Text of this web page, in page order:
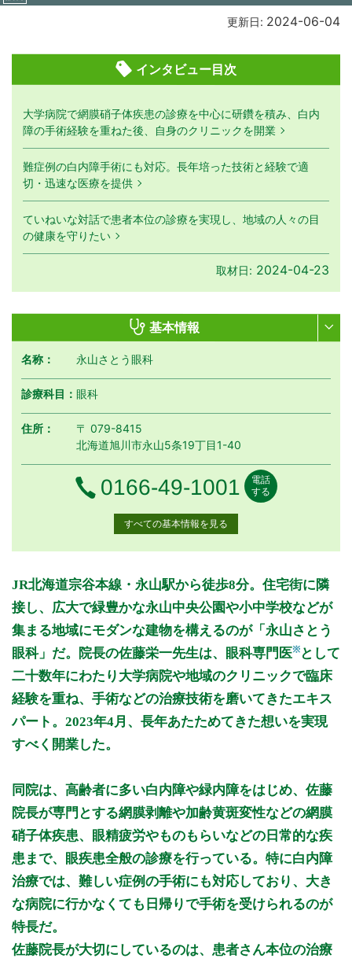
更新日: 2024-06-04
インタビュー目次
大学病院で網膜硝子体疾患の診療を中心に研鑽を積み、白内
障の手術経験を重ねた後、自身のクリニックを開業
難症例の白内障手術にも対応。長年培った技術と経験で適
切・迅速な医療を提供
ていねいな対話で患者本位の診療を実現し、地域の人々の目
の健康を守りたい
取材日: 2024-04-23
基本情報
名称： 永山さとう眼科
診療科目：眼科
住所：
〒 079-8415
北海道旭川市永山5条19丁目1-40
電話番号
0166-49-1001
電話
する
すべての基本情報を見る
診療時間 月 月曜日
火火曜日
水 水曜日
木木曜日
金 金曜日
土 土曜日
日日曜日
祝祝日
9:00～12:30
● ● ● ● ●
●
14:00～18:00
● ● ●
休診日: 日、祝
備考: ・受付は診療終了30分前までです
・初めてコンタクトを使用される方の受付は午前11:00まで、
午後は(月、木、金)16:30まで
・(火、水)午後は手術日
外来は旭川医科大学病院からの出張医が代診いたします。
※診療時間や臨時休診・診療内容等について、事前に必ず医療
機関ホームページ、またはお電話にてご確認ください。
>>病院なびで医療機関の詳細を見る
公式HPはこちら
初診受付
JR北海道宗谷本線・永山駅から徒歩8分。住宅街に隣
接し、広大で緑豊かな永山中央公園や小中学校などが
集まる地域にモダンな建物を構えるのが「永山さとう
眼科」だ。院長の佐藤栄一先生は、眼科専門医※ として
二十数年にわたり大学病院や地域のクリニックで臨床
経験を重ね、手術などの治療技術を磨いてきたエキス
パート。2023年4月、長年あたためてきた想いを実現
すべく開業した。
同院は、高齢者に多い白内障や緑内障をはじめ、佐藤
院長が専門とする網膜剥離や加齢黄斑変性などの網膜
硝子体疾患、眼精疲労やものもらいなどの日常的な疾
患まで、眼疾患全般の診療を行っている。特に白内障
治療では、難しい症例の手術にも対応しており、大き
な病院に行かなくても日帰りで手術を受けられるのが
特長だ。
佐藤院長が大切にしているのは、患者さん本位の治療